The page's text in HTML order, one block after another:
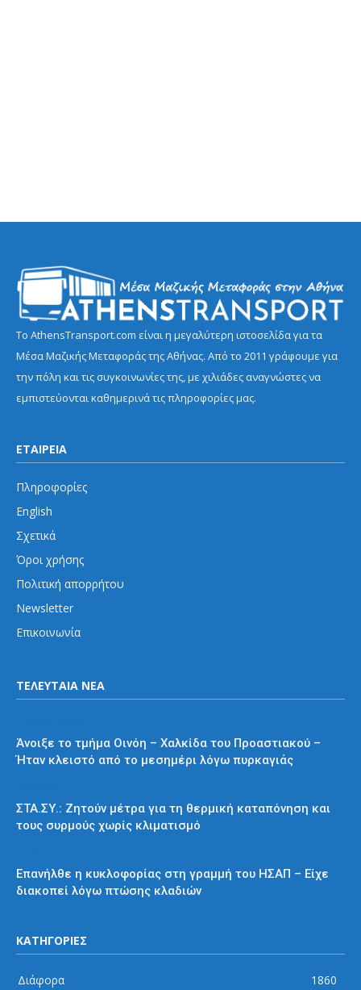
Το AthensTransport.com είναι η μεγαλύτερη ιστοσελίδα για τα
Μέσα Μαζικής Μεταφοράς της Αθήνας. Από το 2011 γράφουμε για
την πόλη και τις συγκοινωνίες της, με χιλιάδες αναγνώστες να
εμπιστεύονται καθημερινά τις πληροφορίες μας.
ΕΤΑΙΡΕΙΑ
Πληροφορίες
English
Σχετικά
Όροι χρήσης
Πολιτική απορρήτου
Newsletter
Επικοινωνία
ΤΕΛΕΥΤΑΙΑ ΝΕΑ
Άνοιξε το τμήμα Οινόη – Χαλκίδα του Προαστιακού –
Ήταν κλειστό από το μεσημέρι λόγω πυρκαγιάς
ΣΤΑ.ΣΥ.: Ζητούν μέτρα για τη θερμική καταπόνηση και
τους συρμούς χωρίς κλιματισμό
Επανήλθε η κυκλοφορίας στη γραμμή του ΗΣΑΠ – Είχε
διακοπεί λόγω πτώσης κλαδιών
ΚΑΤΗΓΟΡΙΕΣ
Διάφορα 1860